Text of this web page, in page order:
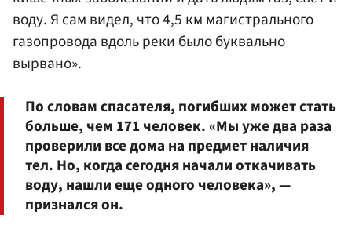
воду. Я сам видел, что 4,5 км магистрального
газопровода вдоль реки было буквально
вырвано».
По словам спасателя, погибших может стать
больше, чем 171 человек. «Мы уже два раза
проверили все дома на предмет наличия
тел. Но, когда сегодня начали откачивать
воду, нашли еще одного человека», —
признался он.